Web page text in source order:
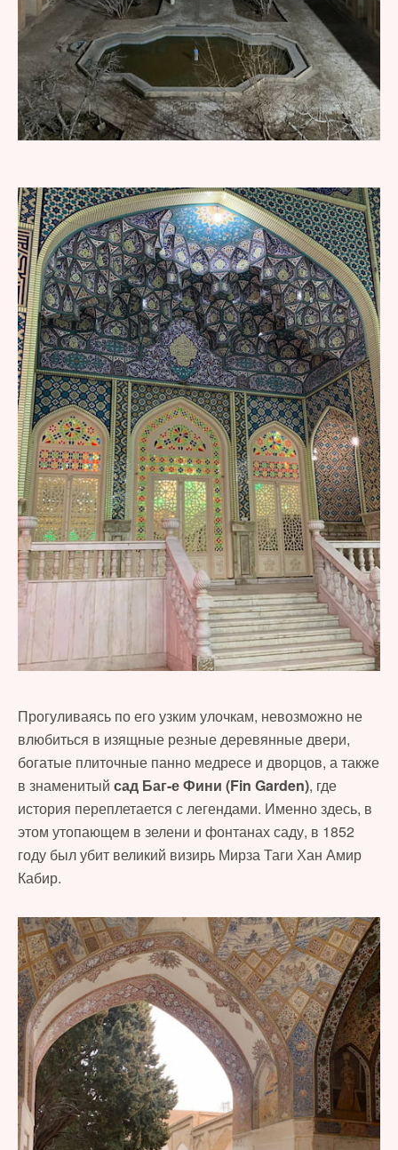
Прогуливаясь по его узким улочкам, невозможно не
влюбиться в изящные резные деревянные двери,
богатые плиточные панно медресе и дворцов, а также
в знаменитый сад Баг-е Фини (Fin Garden), где
история переплетается с легендами. Именно здесь, в
этом утопающем в зелени и фонтанах саду, в 1852
году был убит великий визирь Мирза Таги Хан Амир
Кабир.